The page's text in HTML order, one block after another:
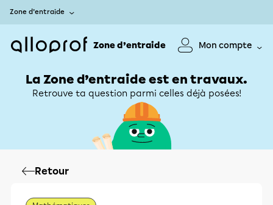
Zone d’entraide
Zone d’entraide Mon compte
La Zone d’entraide est en travaux.
Retrouve ta question parmi celles déjà posées!
Retour